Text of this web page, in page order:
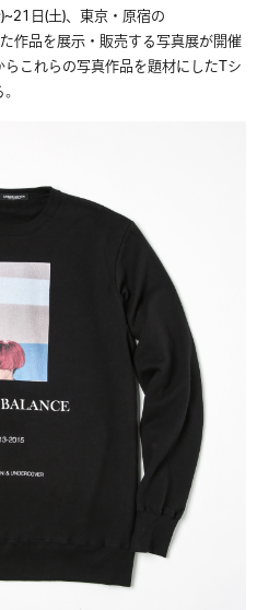
日(土)、東京・原宿の
作品を展示・販売する写真展が開催
これらの写真作品を題材にしたTシ